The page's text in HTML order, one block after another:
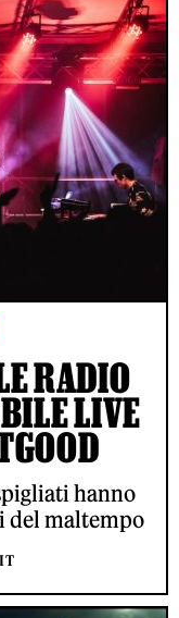
RADIO
LIVE
hanno
del maltempo